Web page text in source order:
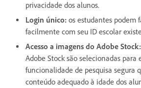
privacidade dos alunos.
Login único: os estudantes podem
facilmente com seu ID escolar
Acesso a imagens do Adobe Stock:
Adobe Stock são selecionadas para
funcionalidade de pesquisa segura
conteúdo adequado à idade dos